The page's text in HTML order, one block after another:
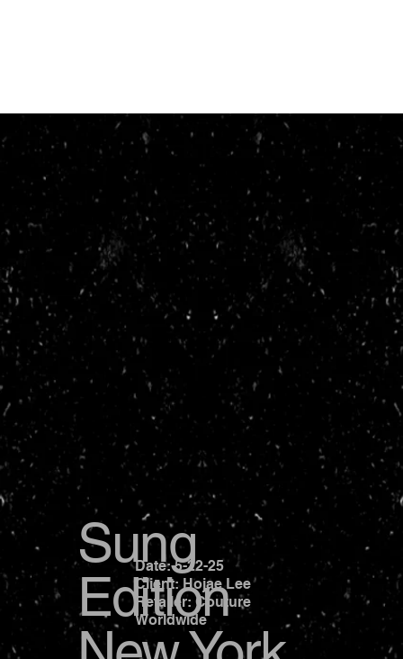
Sung
Edition
Date: 5-22-25
Client: Hojae Lee
Retailer: Couture
Worldwide